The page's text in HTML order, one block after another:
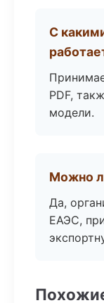
С
PDF,
модели.
Можно
Да,
ЕАЭС,